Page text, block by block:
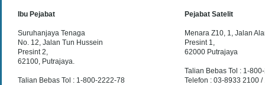
Ibu Pejabat
Suruhanjaya Tenaga
No. 12, Jalan Tun Hussein
Presint 2,
62100, Putrajaya.
Talian Bebas Tol : 1-800-2222-78
Pejabat Satelit
Menara Z10, 1, Jalan
Presint 1,
62000 Putrajaya
Talian Bebas Tol : 1-
Telefon : 03-8933 2100